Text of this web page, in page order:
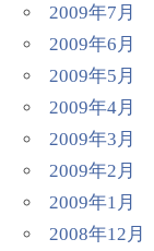
2009年7月
2009年6月
2009年5月
2009年4月
2009年3月
2009年2月
2009年1月
2008年12月